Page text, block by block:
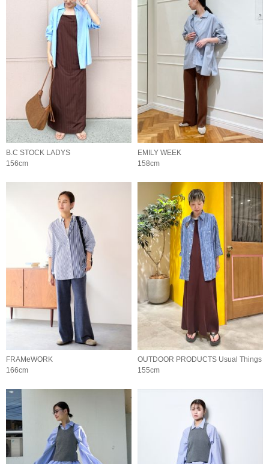
B.C STOCK LADYS
156cm
EMILY WEEK
158cm
FRAMeWORK
166cm
OUTDOOR PRODUCTS Usual Things
155cm